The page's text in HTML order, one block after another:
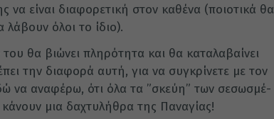
να εί­ναι δια­φο­ρε­τι­κή στον κα­θέ­να (ποιο­τι­κά θα
λά­βουν όλοι το ίδιο).
θα βιώ­νει πλη­ρό­τη­τα και θα κα­τα­λα­βαί­νει
την δια­φο­ρά αυτή, για να συγ­κρί­νε­τε με τον
να ανα­φέ­ρω, ότι όλα τα ”σκεύ­η” των σε­σω­σμέ­
μια δα­χτυ­λή­θρα της Πα­να­γί­ας!